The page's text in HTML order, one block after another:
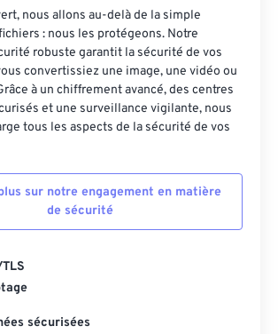
nous allons au-delà de la simple
: nous les protégeons. Notre
robuste garantit la sécurité de vos
convertissiez une image, une vidéo ou
à un chiffrement avancé, des centres
et une surveillance vigilante, nous
tous les aspects de la sécurité de vos
sur notre engagement en matière
de sécurité
sécurisées